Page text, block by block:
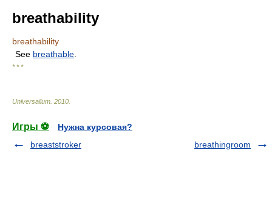
breathability
breathability
See breathable
* * *
Universalium 2010
Игры ⚽
Нужна курсовая?
breaststroker
breathingroom